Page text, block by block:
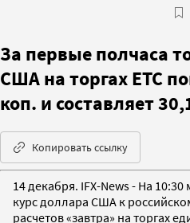
За первые полчаса
США на торгах ЕТС
коп. и составляет
Копировать ссылку
14 декабря. IFX-News - На
курс доллара США к
расчетов «завтра» на торгах